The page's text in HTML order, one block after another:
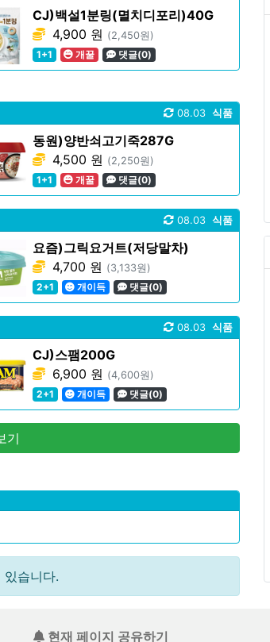
CJ)백설1분링(멸치디포리)40G
4,900 원 (2,450원)
1+1
개꿀 댓글(0)
식품
08.03
동원)양반쇠고기죽287G
4,500 원 (2,250원)
1+1
개꿀 댓글(0)
식품
08.03
요즘)그릭요거트(저당말차)
4,700 원 (3,133원)
2+1
개이득 댓글(0)
식품
08.03
CJ)스팸200G
6,900 원 (4,600원)
2+1
개이득 댓글(0)
기
습니다.
현재 페이지 공유하기